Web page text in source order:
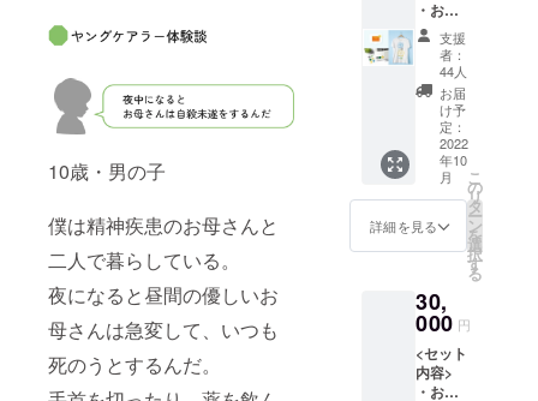
10歳・男の子
僕は精神疾患のお母さんと
二人で暮らしている。
夜になると昼間の優しいお
母さんは急変して、いつも
死のうとするんだ。
いま
す。 ※
ステッ
カーの
サイズ
につい
ては本
文内
「リ
ター
ン」を
ご覧く
都合
上、お
定日が
変更に
・お礼
のメー
ル ・活
動報告
・ヤン
グケア
ラー協
会オリ
ジナル
ステッ
カー１
枚 ・T
シャツ
のサイ
ズは
【S/M/L
】がご
ざいま
す。 オ
支援
者：
44人
お届
け予
定：
2022
年10
月
詳細を見る
こ
の
リ
タ
ー
ン
を
選
択
す
る
30,
000 円
<セット
内容>
・お礼